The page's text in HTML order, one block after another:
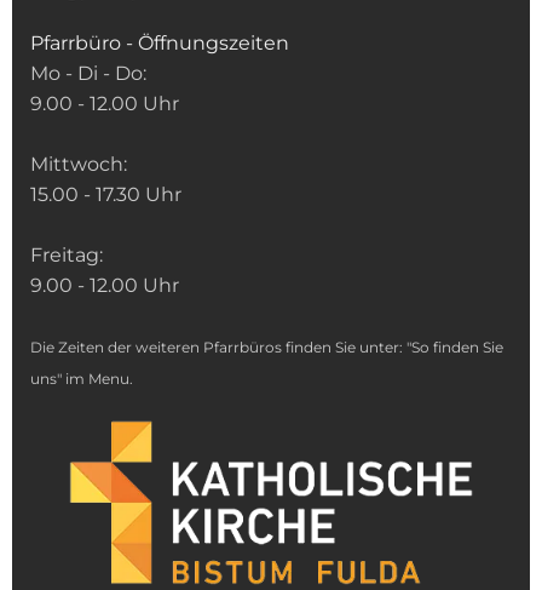
Pfarrbüro - Öffnungszeiten
Mo - Di - Do:
9.00 - 12.00 Uhr
Mittwoch:
15.00 - 17.30 Uhr
Freitag:
9.00 - 12.00 Uhr
Die Zeiten der weiteren Pfarrbüros finden Sie unter: "So finden Sie
uns" im Menu.